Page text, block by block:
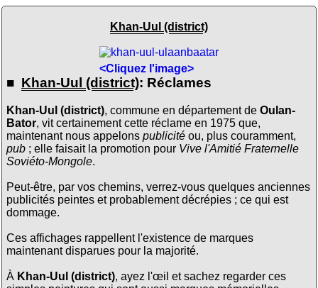
Khan-Uul (district)
<Cliquez l'image>
■ Khan-Uul (district): Réclames
Khan-Uul (district), commune en département de Oulan-
Bator, vit certainement cette réclame en 1975 que,
maintenant nous appelons publicitéou, plus couramment,
pub; elle faisait la promotion pour Vive l'Amitié Fraternelle
Soviéto-Mongole.
Peut-être, par vos chemins, verrez-vous quelques anciennes
publicités peintes et probablement décrépies ; ce qui est
dommage.
Ces affichages rappellent l'existence de marques
maintenant disparues pour la majorité.
À Khan-Uul (district), ayez l'œil et sachez regarder ces